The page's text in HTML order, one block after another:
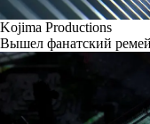
Kojima Productions
Вышел фанатский